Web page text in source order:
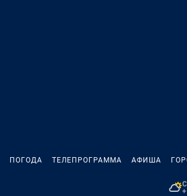
ПОГОДА ТЕЛЕПРОГРАММА АФИША